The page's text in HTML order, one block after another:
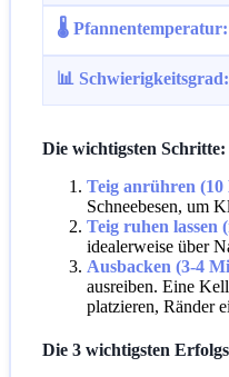
🌡️ Pfannentemperatur:
📊 Schwierigkeitsgrad:
Die wichtigsten Schritte:
Teig anrühren (10
Schneebesen, um
Teig ruhen lassen
idealerweise über
Ausbacken (3-4
ausreiben. Eine
platzieren, Ränder
Die 3 wichtigsten